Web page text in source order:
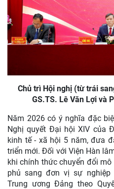
Chủ trì Hội nghị (từ trái
GS.TS. Lê Văn Lợi và
Năm 2026 có ý nghĩa đặc
Nghị quyết Đại hội XIV của
kinh tế - xã hội 5 năm, đưa
triển mới. Đối với Viện Hàn
khi chính thức chuyển đổi
phủ sang đơn vị sự nghiệp
Trung ương Đảng theo